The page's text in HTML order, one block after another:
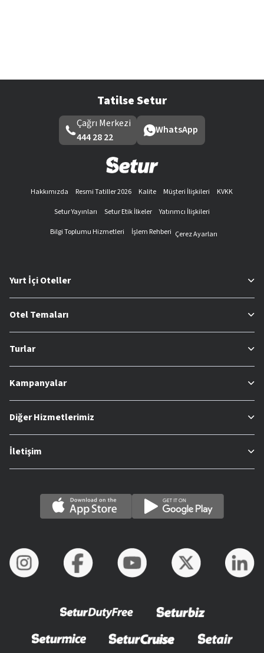
Tatilse Setur
Çağrı Merkezi
444 28 22
WhatsApp
Hakkımızda Resmi Tatiller 2026 Kalite Müşteri İlişkileri
KVKK
Setur Yayınları
Setur Etik İlkeler
Yatırımcı İlişkileri
Bilgi Toplumu Hizmetleri
İşlem Rehberi Çerez Ayarları
Yurt İçi Oteller
Otel Temaları
Turlar
Kampanyalar
Diğer Hizmetlerimiz
İletişim